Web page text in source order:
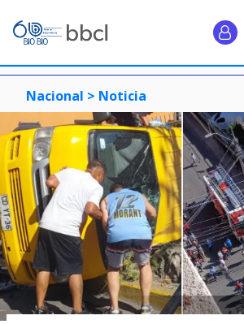
Nacional > Noticia